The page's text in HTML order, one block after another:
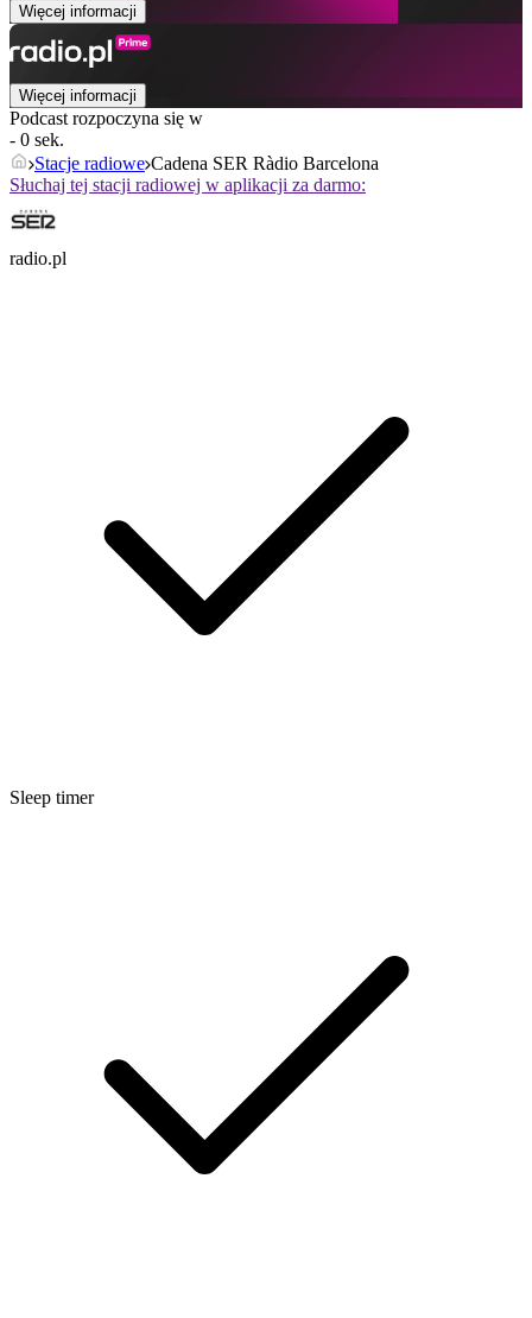
Więcej informacji
Więcej informacji
Podcast rozpoczyna się w
- 0 sek.
Stacje radiowe Cadena SER Ràdio Barcelona
Słuchaj tej stacji radiowej w aplikacji za darmo:
radio.pl
Sleep timer